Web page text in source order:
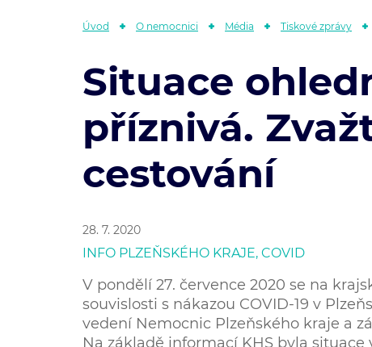
Úvod O nemocnici Média Tiskové zprávy
Situace
příznivá.
cestování
28. 7. 2020
INFO PLZEŇSKÉHO KRAJE, COVID
V pondělí 27. července 2020 se na
souvislosti s nákazou COVID-19 v
vedení Nemocnic Plzeňského kraje a
Na základě informací KHS byla